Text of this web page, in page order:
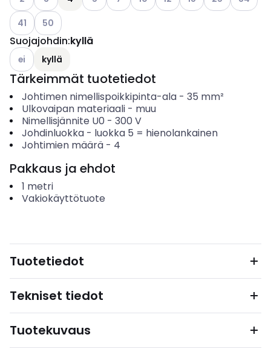
Katso käytettävissä olevat vaihtoehdot
41 Katso käytettävissä olevat vaihtoehdot
50
Suojajohdin:kyllä
Katso käytettävissä olevat vaihtoehdot
ei kyllä
Tärkeimmät tuotetiedot
Johtimen nimellispoikkipinta-ala- 35 mm²
Ulkovaipan materiaali- muu
Nimellisjännite U0 - 300 V
Johdinluokka- luokka 5 = hienolankainen
Johtimien määrä- 4
Pakkaus ja ehdot
1 metri
Vakiokäyttötuote
Tuotetiedot
Tekniset tiedot
Tuotekuvaus